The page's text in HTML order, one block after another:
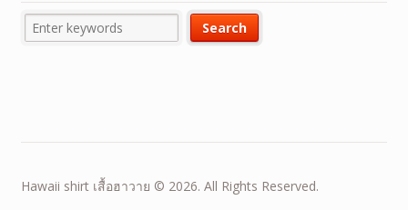
Hawaii shirt เสื้อฮาวาย © 2026. All Rights Reserved.